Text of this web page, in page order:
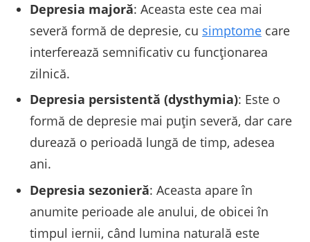
Depresia majoră: Aceasta este cea mai
severă formă de depresie, cu simptome care
interferează semnificativ cu funcționarea
zilnică.
Depresia persistentă (dysthymia): Este o
formă de depresie mai puțin severă, dar care
durează o perioadă lungă de timp, adesea
ani.
Depresia sezonieră: Aceasta apare în
anumite perioade ale anului, de obicei în
timpul iernii, când lumina naturală este